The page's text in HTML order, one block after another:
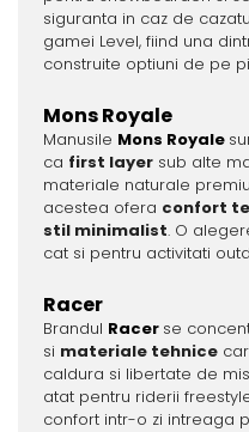
siguranta in caz de
gamei Level, fiind una
construite optiuni de pe
Mons Royale
Manusile Mons Royale
ca first layersub alte
materiale naturale
acestea ofera confort
stil minimalist. O
cat si pentru activitati
Racer
Brandul Racer se
si materiale tehnice
caldura si libertate de
atat pentru riderii
confort intr-o zi intreaga